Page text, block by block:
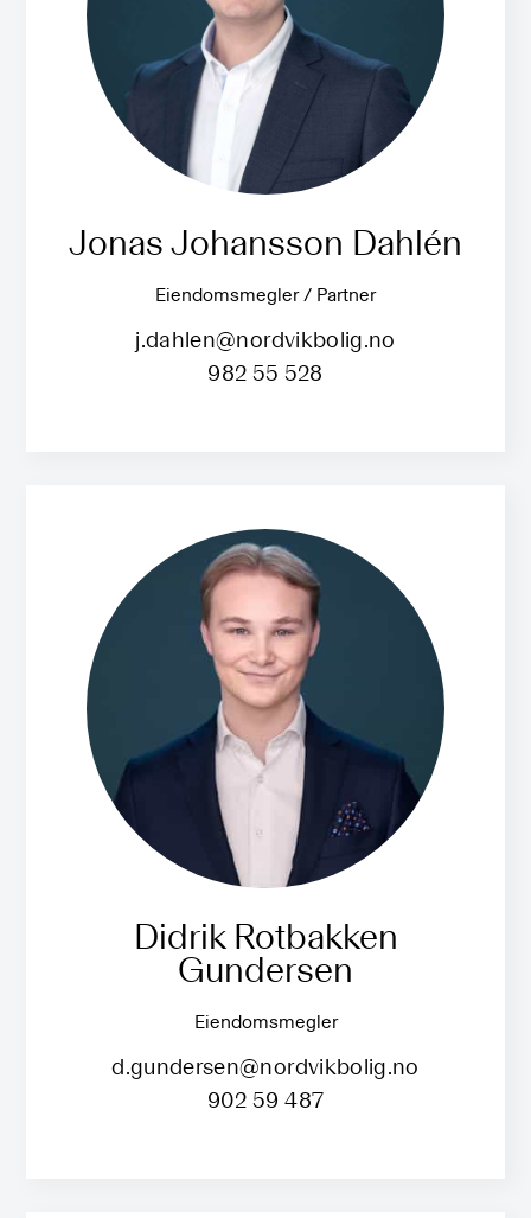
Jonas Johansson Dahlén
Eiendomsmegler / Partner
j.dahlen@nordvikbolig.no
982 55 528
Didrik Rotbakken
Gundersen
Eiendomsmegler
d.gundersen@nordvikbolig.no
902 59 487